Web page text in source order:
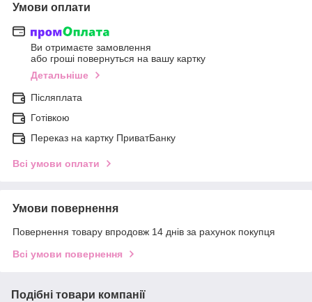
Умови оплати
Ви отримаєте замовлення
або гроші повернуться на вашу картку
Детальніше
Післяплата
Готівкою
Переказ на картку ПриватБанку
Всі умови оплати
Умови повернення
Повернення товару впродовж 14 днів за рахунок покупця
Всі умови повернення
Подібні товари компанії